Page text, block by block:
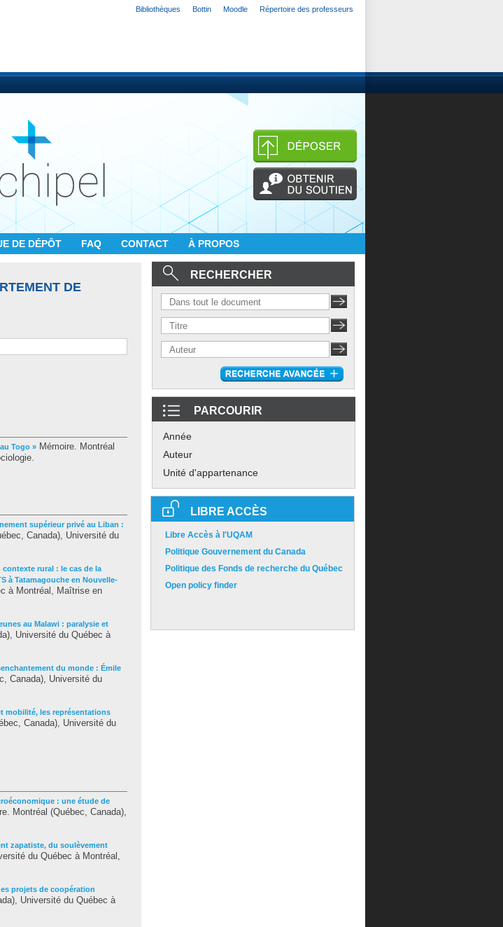
Bibliothèques Bottin Moodle Répertoire des professeurs
DE DÉPÔT FAQ CONTACT À PROPOS
DE
Togo » Mémoire. Montréal
supérieur privé au Liban :
Canada), Université du
rural : le cas de la
à Tatamagouche en Nouvelle-
à Montréal, Maîtrise en
au Malawi : paralysie et
Université du Québec à
du monde : Émile
Canada), Université du
mobilité, les représentations
Canada), Université du
: une étude de
Montréal (Québec, Canada),
zapatiste, du soulèvement
du Québec à Montréal,
projets de coopération
Université du Québec à
RECHERCHER
PARCOURIR
Année
Auteur
Unité d'appartenance
LIBRE ACCÈS
Libre Accès à l'UQAM
Politique Gouvernement du Canada
Politique des Fonds de recherche du Québec
Open policy finder